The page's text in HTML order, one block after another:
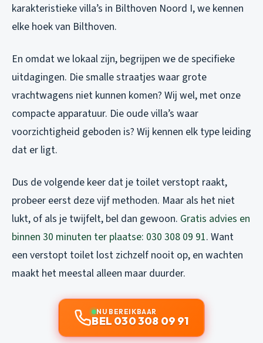
karakteristieke villa’s in Bilthoven Noord I, we kennen
elke hoek van Bilthoven.
En omdat we lokaal zijn, begrijpen we de specifieke
uitdagingen. Die smalle straatjes waar grote
vrachtwagens niet kunnen komen? Wij wel, met onze
compacte apparatuur. Die oude villa’s waar
voorzichtigheid geboden is? Wij kennen elk type leiding
dat er ligt.
Dus de volgende keer dat je toilet verstopt raakt,
probeer eerst deze vijf methoden. Maar als het niet
lukt, of als je twijfelt, bel dan gewoon. Gratis advies en
binnen 30 minuten ter plaatse: 030 308 09 91. Want
een verstopt toilet lost zichzelf nooit op, en wachten
maakt het meestal alleen maar duurder.
NU BEREIKBAAR
BEL 030 308 09 91